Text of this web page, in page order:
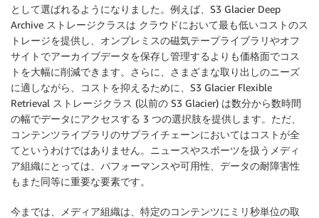
として選ばれるようになりました。例えば、S3 Glacier Deep
Archive ストレージクラスは クラウドにおいて最も低いコストのス
トレージを提供し、オンプレミスの磁気テープライブラリやオフ
サイトでアーカイブデータを保存し管理するよりも価格面でコス
トを大幅に削減できます。さらに、さまざまな取り出しのニーズ
に適しながら、コストを抑えるために、S3 Glacier Flexible
Retrieval ストレージクラス (以前の S3 Glacier) は数分から数時間
の幅でデータにアクセスする 3 つの選択肢を提供します。ただ、
コンテンツライブラリのサプライチェーンにおいてはコストが全
てというわけではありません。ニュースやスポーツを扱うメディ
ア組織にとっては、パフォーマンスや可用性、データの耐障害性
もまた同等に重要な要素です。
今までは、メディア組織は、特定のコンテンツにミリ秒単位の取